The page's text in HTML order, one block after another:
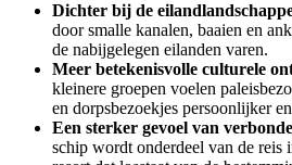
Dichter bij de
door smalle kanalen, baaien en
de nabijgelegen eilanden varen.
Meer betekenisvolle culturele
kleinere groepen voelen
en dorpsbezoekjes persoonlijker
Een sterker gevoel van
schip wordt onderdeel van de reis